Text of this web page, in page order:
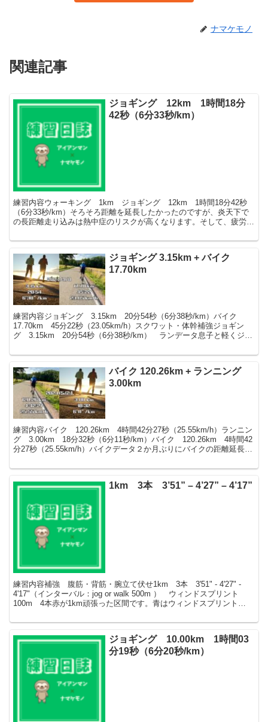
ナマケモノ
関連記事
ジョギング 12km 1時間18分
42秒（6分33秒/km）
練習内容ウォーキング 1km ジョギング 12km 1時間18分42秒
（6分33秒/km）そろそろ距離を延長したかったのですが、炎天下で
の長距離走り込みは熱中症のリスクが高くなります。そして、疲労感
ジョギング 3.15km + バイク
17.70km
練習内容ジョギング 3.15km 20分54秒（6分38秒/km）バイク
17.70km 45分22秒（23.05km/h）スクワット・体幹補強ジョギン
グ 3.15km 20分54秒（6分38秒/km） ランデータ息子と軽くジョ
バイク 120.26km + ランニング
3.00km
練習内容バイク 120.26km 4時間42分27秒（25.55km/h）ランニン
グ 3.00km 18分32秒（6分11秒/km）バイク 120.26km 4時間42
分27秒（25.55km/h）バイクデータ２か月ぶりにバイクの距離延長
1km 3本 3’51” – 4’27” – 4’17”
練習内容補強 腹筋・背筋・腕立て伏せ1km 3本 3'51" - 4'27" -
4'17"（インターバル：jog or walk 500m ） ウィンドスプリント
100m 4本赤が1km頑張った区間です。青はウィンドスプリント
ジョギング 10.00km 1時間03
分19秒（6分20秒/km）